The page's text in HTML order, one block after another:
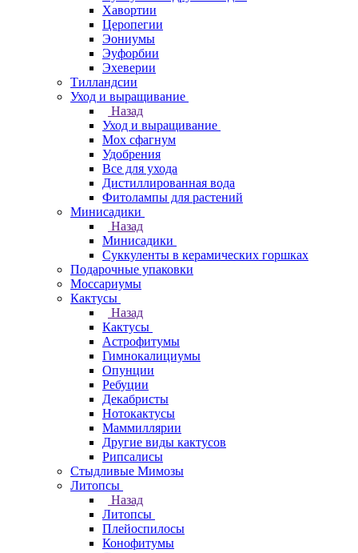
Хавортии
Церопегии
Эониумы
Эуфорбии
Эхеверии
Тилландсии
Уход и выращивание
Назад
Уход и выращивание
Мох сфагнум
Удобрения
Все для ухода
Дистиллированная вода
Фитолампы для растений
Минисадики
Назад
Минисадики
Суккуленты в керамических горшках
Подарочные упаковки
Моссариумы
Кактусы
Назад
Кактусы
Астрофитумы
Гимнокалициумы
Опунции
Ребуции
Декабристы
Нотокактусы
Маммиллярии
Другие виды кактусов
Рипсалисы
Стыдливые Мимозы
Литопсы
Назад
Литопсы
Плейоспилосы
Конофитумы